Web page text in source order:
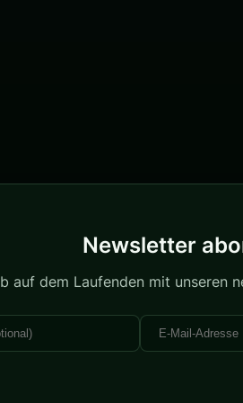
Newsletter
auf dem Laufenden mit unseren